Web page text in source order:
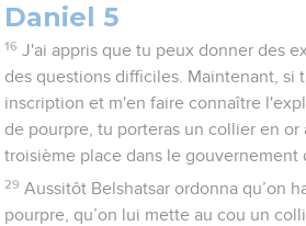
Daniel 5
16 J'ai appris que tu peux donner des
des questions difficiles. Maintenant, si
inscription et m'en faire connaître
de pourpre, tu porteras un collier en or
troisième place dans le gouvernement
29 Aussitôt Belshatsar ordonna qu’on
pourpre, qu’on lui mette au cou un